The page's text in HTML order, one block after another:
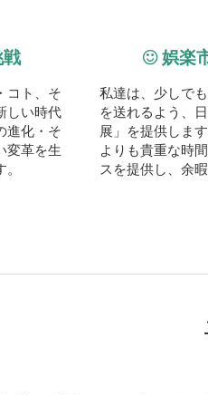
戦
コト、そ
しい時代
進化・そ
変革を生
娯楽
私達は、少しで
を送れるよう、
展」を提供しま
よりも貴重な時
スを提供し、余